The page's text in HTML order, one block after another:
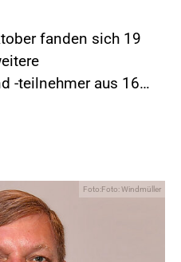
fanden sich 19
-teilnehmer aus 16…
Foto:Foto: Windmüller